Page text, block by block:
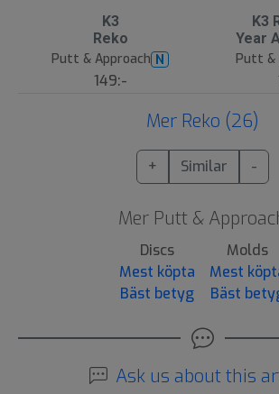
K3
Reko
Putt & Approach N
149:-
K3
Year
Putt &
Mer Reko (26)
+ Similar -
Mer Putt &
Discs
Mest köpta
Bäst betyg
Molds
Mest
Bäst
Ask us about this